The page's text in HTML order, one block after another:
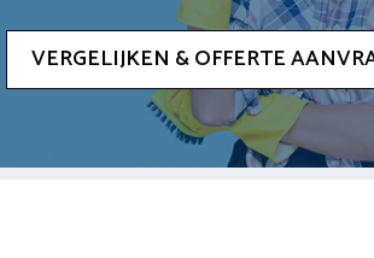
VERGELIJKEN & OFFERTE